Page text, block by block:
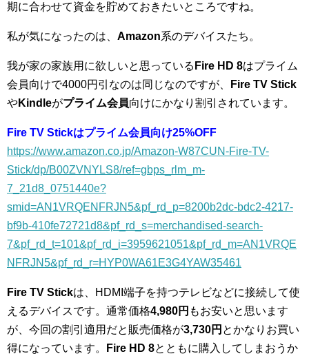
期に合わせて資金を貯めておきたいところですね。
私が気になったのは、 Amazon系のデバイスたち。
我が家の家族用に欲しいと思っている Fire HD 8はプライム
会員向けで4000円引なのは同じなのですが、
Fire TV Stick
やKindleがプライム会員向けにかなり割引されています。
Fire TV Stickはプライム会員向け25%OFF
https://www.amazon.co.jp/Amazon-W87CUN-Fire-TV-
Stick/dp/B00ZVNYLS8/ref=gbps_rlm_m-
7_21d8_0751440e?
smid=AN1VRQENFRJN5&pf_rd_p=8200b2dc-bdc2-4217-
bf9b-410fe72721d8&pf_rd_s=merchandised-search-
7&pf_rd_t=101&pf_rd_i=3959621051&pf_rd_m=AN1VRQE
NFRJN5&pf_rd_r=HYP0WA61E3G4YAW35461
Fire TV Stickは、HDMI端子を持つテレビなどに接続して使
えるデバイスです。通常価格4,980円 もお安いと思います
が、今回の割引適用だと販売価格が3,730円 とかなりお買い
得になっています。
Fire HD 8とともに購入してしまおうか